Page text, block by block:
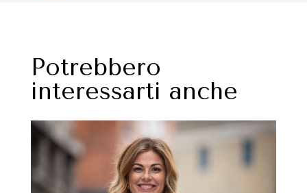
Potrebbero
interessarti anche